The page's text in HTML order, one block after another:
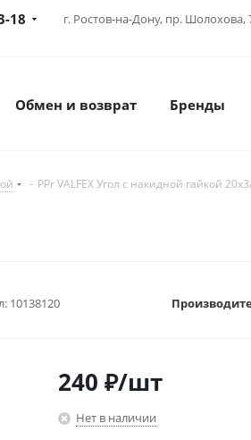
г. Ростов-на-Дону, пр. Шолохова,
18
Обмен и возврат Бренды
- PPr VALFEX Угол с накидной гайкой
10138120
240 ₽/шт
Нет в наличии